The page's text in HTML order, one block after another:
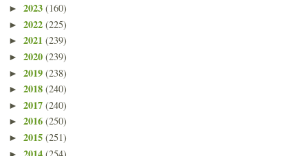
► 2023 (160)
► 2022 (225)
► 2021 (239)
► 2020 (239)
► 2019 (238)
► 2018 (240)
► 2017 (240)
► 2016 (250)
► 2015 (251)
► (254)